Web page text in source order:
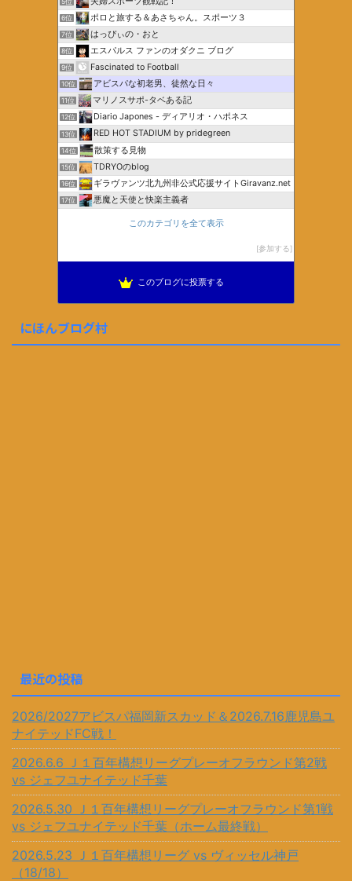
5位
6位 ポロと旅する＆あさちゃん。スポーツ３
7位 はっぴぃの・おと
8位 エスパルス ファンのオダクニ ブログ
9位 Fascinated to Football
10位 アビスパな初老男、徒然な日々
11位 マリノスサポ-タベある記
12位 Diario Japones - ディアリオ・ハポネス
13位 RED HOT STADIUM by pridegreen
14位 散策する見物
15位 TDRYOのblog
16位 ギラヴァンツ北九州非公式応援サイトGiravanz.net
17位 悪魔と天使と快楽主義者
このカテゴリを全て表示
参加する
このブログに投票する
にほんブログ村
最近の投稿
2026/2027アビスパ福岡新スカッド＆2026.7.16鹿児島ユ
ナイテッドFC戦！
2026.6.6 Ｊ１百年構想リーグプレーオフラウンド第2戦
vs ジェフユナイテッド千葉
2026.5.30 Ｊ１百年構想リーグプレーオフラウンド第1戦
vs ジェフユナイテッド千葉（ホーム最終戦）
2026.5.23 Ｊ１百年構想リーグ vs ヴィッセル神戸
（18/18）